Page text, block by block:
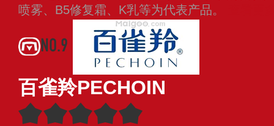
喷雾、B5修复霜、K乳等为代表产品。
NO.9
百雀羚PECHOIN